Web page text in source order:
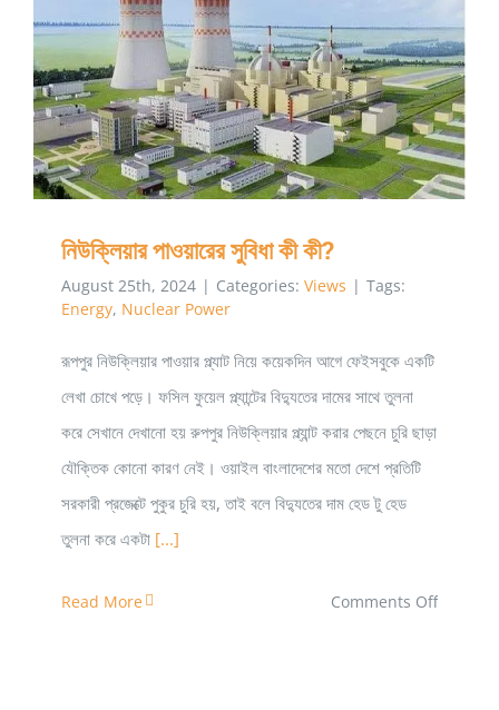
বাংলাদেশ
বাস্তবতা
নিউক্লিয়ার পাওয়ারের সুবিধা কী কী?
নিউক্লিয়ার পাওয়ারের সুবিধা কী কী?
August 25th, 2024 | Categories: Views | Tags:
Energy, Nuclear Power
রূপপুর নিউক্লিয়ার পাওয়ার প্ল্যাট নিয়ে কয়েকদিন আগে ফেইসবুকে একটি
লেখা চোখে পড়ে। ফসিল ফুয়েল প্ল্যান্টের বিদ্যুতের দামের সাথে তুলনা
করে সেখানে দেখানো হয় রুপপুর নিউক্লিয়ার প্ল্যান্ট করার পেছনে চুরি ছাড়া
যৌক্তিক কোনো কারণ নেই। ওয়াইল বাংলাদেশের মতো দেশে প্রতিটি
সরকারী প্রজেক্টে পুকুর চুরি হয়, তাই বলে বিদ্যুতের দাম হেড টু হেড
তুলনা করে একটা [...]
Read More Comments Offon